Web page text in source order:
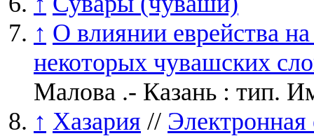
↑ О влиянии еврейства
некоторых чувашских
Малова .- Казань : тип.
↑ Хазария // Электронная